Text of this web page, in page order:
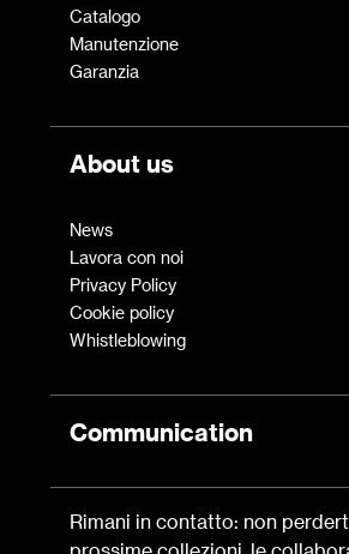
Catalogo
Manutenzione
Garanzia
About us
News
Lavora con noi
Privacy Policy
Cookie policy
Whistleblowing
Communication
Rimani in contatto: non